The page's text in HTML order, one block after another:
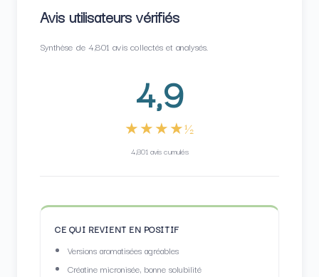
Avis utilisateurs vérifiés
Synthèse de 4,801 avis collectés et analysés.
4,9
★★★★½
4,801 avis cumulés
CE QUI REVIENT EN POSITIF
Versions aromatisées agréables
Créatine micronisée, bonne solubilité